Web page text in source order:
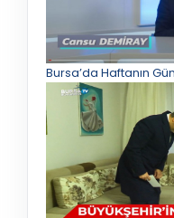
Bursa’da Haftanın